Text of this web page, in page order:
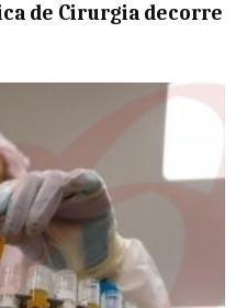
de Cirurgia decorre